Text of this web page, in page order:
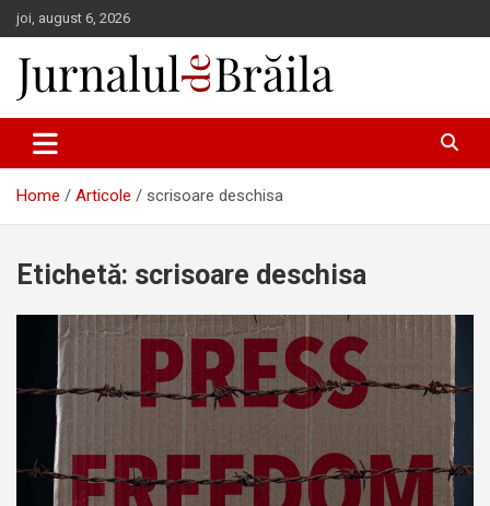
Skip
to
content
joi, august 6, 2026
Jurnalul de Brăila
Home Articole scrisoare deschisa
Etichetă: scrisoare deschisa